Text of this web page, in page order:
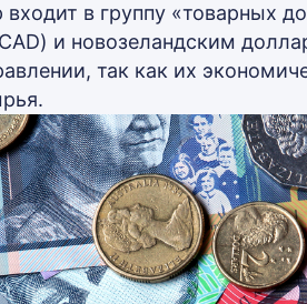
в группу «товарных
и новозеландским
так как их